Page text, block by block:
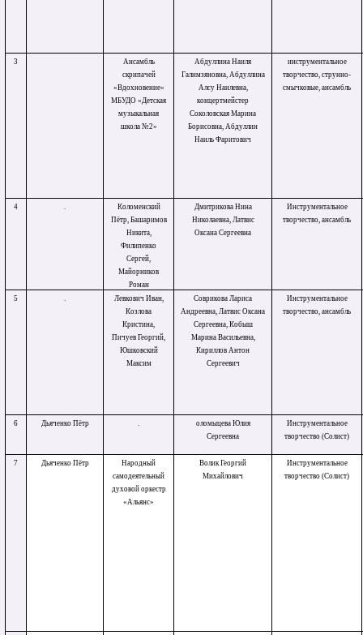
3
Ансамбль
скрипачей
«Вдохновение»
МБУДО «Детская
музыкальная
школа №2»
Абдуллина Наиля
Галимзяновна, Абдуллина
Алсу Наилевна,
концертмейстер
Соколовская Марина
Борисовна, Абдуллин
Наиль Фаритович
инструментальное
творчество, струнно-
смычковые, ансамбль
4 .
Коломенский
Пётр, Башаримов
Никита,
Филипенко
Сергей,
Майорников
Роман
Дмитрикова Нина
Николаевна, Латвис
Оксана Сергеевна
Инструментальное
творчество, ансамбль
5 .
Левкович Иван,
Козлова
Кристина,
Пичуев Георгий,
Юшковский
Максим
Соврикова Лариса
Андреевна, Латвис Оксана
Сергеевна, Кобыш
Марина Васильевна,
Кириллов Антон
Сергеевич
Инструментальное
творчество, ансамбль
6 Дьяченко Пëтр .
оломыцева Юлия
Сергеевна
Инструментальное
творчество (Солист)
7 Дьяченко Пётр
Народный
самодеятельный
духовой оркестр
«Альянс»
Волик Георгий
Михайлович
Инструментальное
творчество (Солист)